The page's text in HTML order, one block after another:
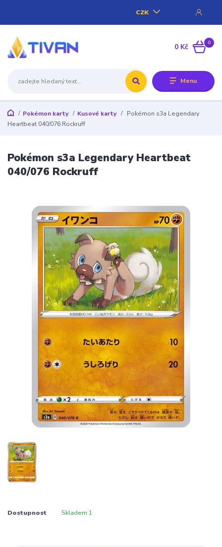
Menu
CZK
0
0 Kč
Pokémon karty Kusové karty
Pokémon s3a Legendary
Heartbeat 040/076 Rockruff
Pokémon s3a Legendary Heartbeat
040/076 Rockruff
Dostupnost Skladem 1